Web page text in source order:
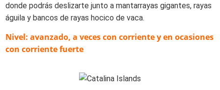
donde podrás deslizarte junto a mantarrayas gigantes, rayas
águila y bancos de rayas hocico de vaca.
Nivel: avanzado, a veces con corriente y en ocasiones
con corriente fuerte